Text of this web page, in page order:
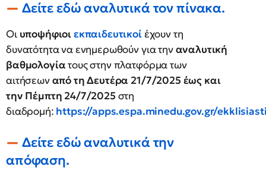
Δείτε εδώ αναλυτικά τον πίνακα.
Οι υποψήφιοιεκπαιδευτικοίέχουν τη
δυνατότητα να ενημερωθούν για τηναναλυτική
βαθμολογίατους στην πλατφόρμα των
αιτήσεωναπό τη Δευτέρα 21/7/2025 έως και
την Πέμπτη 24/7/2025 στη
διαδρομή: https://apps.espa.minedu.gov.gr/
Δείτε εδώ αναλυτικά την
απόφαση.